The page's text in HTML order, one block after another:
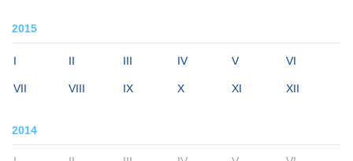
2015
I II III IV V VI
VII VIII IX X XI XII
2014